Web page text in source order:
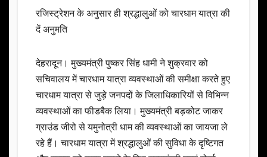
रजिस्ट्रेशन के अनुसार ही श्रद्धालुओं को चारधाम यात्रा की
दें अनुमति
देहरादून। मुख्यमंत्री पुष्कर सिंह धामी ने शुक्रवार को
सचिवालय में चारधाम यात्रा व्यवस्थाओं की समीक्षा करते हुए
चारधाम यात्रा से जुड़े जनपदों के जिलाधिकारियों से विभिन्न
व्यवस्थाओं का फीडबैक लिया। मुख्यमंत्री बड़कोट जाकर
ग्राउंड जीरो से यमुनोत्री धाम की व्यवस्थाओं का जायजा ले
रहे हैं। चारधाम यात्रा में श्रद्धालुओं की सुविधा के दृष्टिगत